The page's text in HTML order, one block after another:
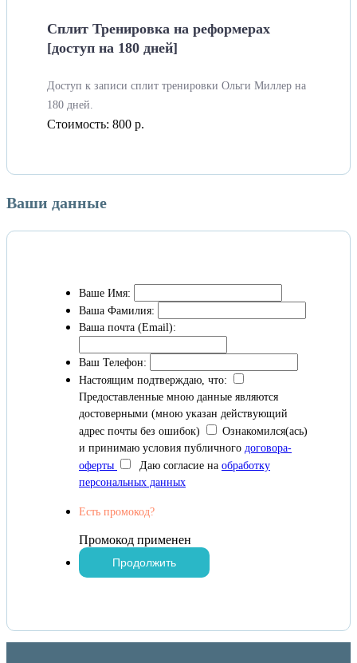
Сплит Тренировка на реформерах
[доступ на 180 дней]
Доступ к записи сплит тренировки Ольги Миллер на
180 дней.
Стоимость: 800 р.
Ваши данные
Ваше Имя:
Ваша Фамилия:
Ваша почта (Email):
Ваш Телефон:
Настоящим подтверждаю, что:
Предоставленные мною данные являются
достоверными (мною указан действующий
адрес почты без ошибок)
Ознакомился(ась)
и принимаю условия публичного договора-
оферты
Даю согласие на обработку
персональных данных
Есть промокод?
Промокод применен